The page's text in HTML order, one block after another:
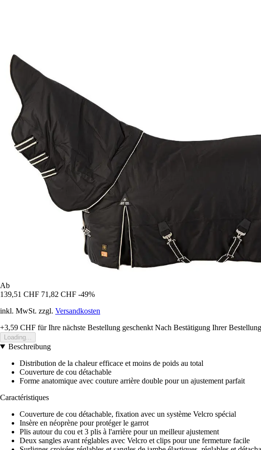
Ab
139,51 CHF 71,82 CHF -49%
inkl. MwSt. zzgl. Versandkosten
+3,59 CHF für Ihre nächste Bestellung geschenkt Nach Bestätigung Ihrer
Loading...
Beschreibung
Distribution de la chaleur efficace et moins de poids au total
Couverture de cou détachable
Forme anatomique avec couture arrière double pour un ajustement parfait
Caractéristiques
Couverture de cou détachable, fixation avec un système Velcro spécial
Insère en néoprène pour protéger le garrot
Plis autour du cou et 3 plis à l'arrière pour un meilleur ajustement
Deux sangles avant réglables avec Velcro et clips pour une fermeture facile